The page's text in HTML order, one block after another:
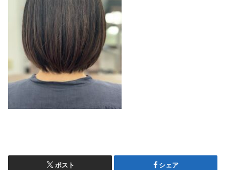
ポスト シェア